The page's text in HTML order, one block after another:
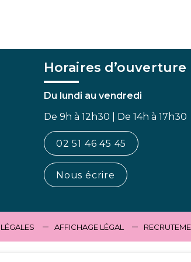
Horaires d’ouverture
Du lundi au vendredi
De 9h à 12h30 | De 14h à 17h30
02 51 46 45 45
Nous écrire
AFFICHAGE LÉGAL